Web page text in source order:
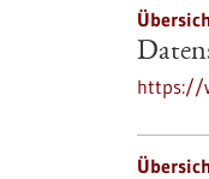
https://